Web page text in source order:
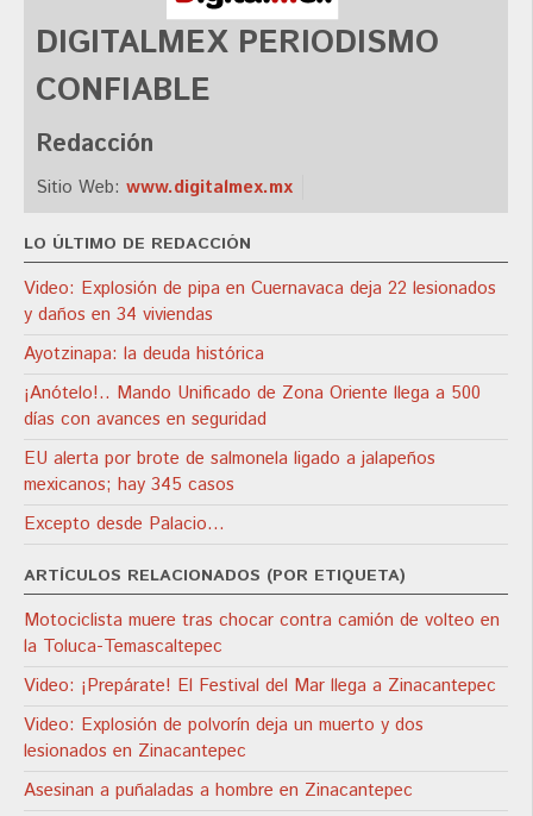
DIGITALMEX PERIODISMO
CONFIABLE
Redacción
Sitio Web: www.digitalmex.mx
LO ÚLTIMO DE REDACCIÓN
Video: Explosión de pipa en Cuernavaca deja 22 lesionados
y daños en 34 viviendas
Ayotzinapa: la deuda histórica
¡Anótelo!.. Mando Unificado de Zona Oriente llega a 500
días con avances en seguridad
EU alerta por brote de salmonela ligado a jalapeños
mexicanos; hay 345 casos
Excepto desde Palacio…
ARTÍCULOS RELACIONADOS (POR ETIQUETA)
Motociclista muere tras chocar contra camión de volteo en
la Toluca-Temascaltepec
Video: ¡Prepárate! El Festival del Mar llega a Zinacantepec
Video: Explosión de polvorín deja un muerto y dos
lesionados en Zinacantepec
Asesinan a puñaladas a hombre en Zinacantepec